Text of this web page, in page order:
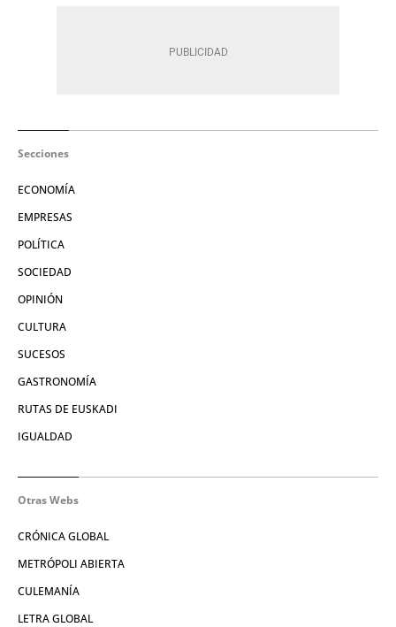
Secciones
ECONOMÍA
EMPRESAS
POLÍTICA
SOCIEDAD
OPINIÓN
CULTURA
SUCESOS
GASTRONOMÍA
RUTAS DE EUSKADI
IGUALDAD
Otras Webs
CRÓNICA GLOBAL
METRÓPOLI ABIERTA
CULEMANÍA
LETRA GLOBAL